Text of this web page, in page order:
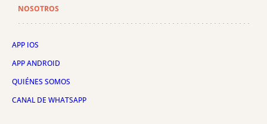
NOSOTROS
APP IOS
APP ANDROID
QUIÉNES SOMOS
CANAL DE WHATSAPP